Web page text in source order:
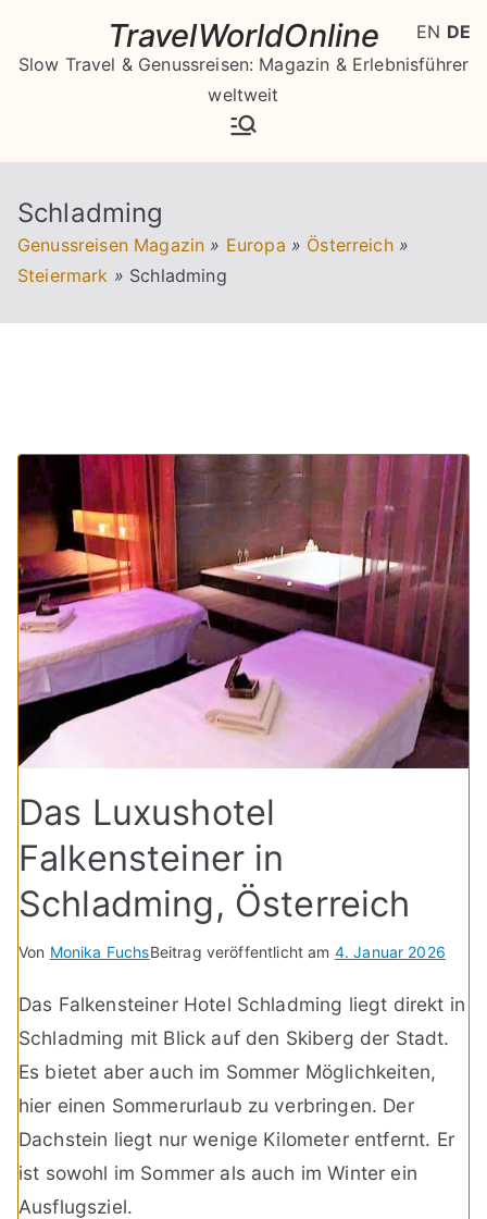
springen
TravelWorldOnline
Slow Travel & Genussreisen: Magazin & Erlebnisführer
weltweit
Schladming
Genussreisen Magazin » Europa » Österreich »
Steiermark » Schladming
Das Luxushotel
Falkensteiner in
Schladming, Österreich
Von Monika FuchsBeitrag veröffentlicht am 4. Januar 2026
Das Falkensteiner Hotel Schladming liegt direkt in
Schladming mit Blick auf den Skiberg der Stadt.
Es bietet aber auch im Sommer Möglichkeiten,
hier einen Sommerurlaub zu verbringen. Der
Dachstein liegt nur wenige Kilometer entfernt. Er
ist sowohl im Sommer als auch im Winter ein
Ausflugsziel.
EN DE